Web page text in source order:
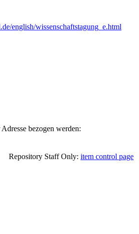
english/wissenschaftstagung_e.html
bezogen werden:
Repository Staff Only: item control page